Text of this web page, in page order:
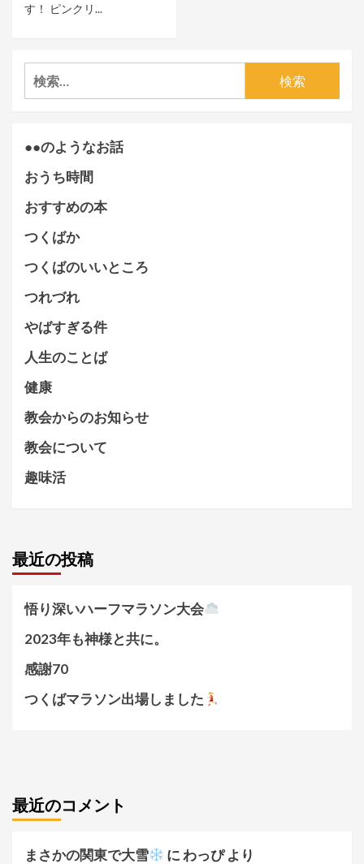
す！ ピンクリ...
検
索:
●●のようなお話
おうち時間
おすすめの本
つくばか
つくばのいいところ
つれづれ
やばすぎる件
人生のことば
健康
教会からのお知らせ
教会について
趣味活
最近の投稿
悟り深いハーフマラソン大会
2023年も神様と共に。
感謝70
つくばマラソン出場しました
最近のコメント
まさかの関東で大雪 に わっぴより